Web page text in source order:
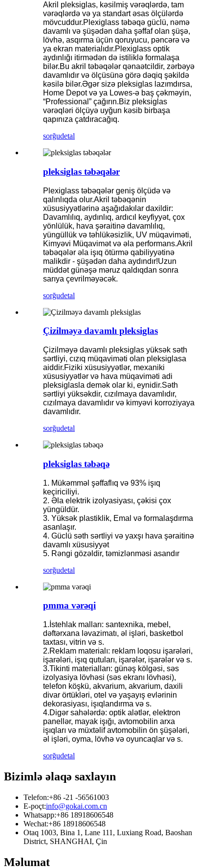
Akril pleksiglas, kəsilmiş vərəqlərdə, tam
vərəqlərdə və ya standart əsas ölçülərdə
mövcuddur.Plexiglass təbəqə güclü, nəmə
davamlı və şüşədən daha şəffaf olan şüşə,
lövhə, asqırma üçün qoruyucu, pəncərə və
ya ekran materialıdır.Plexiglass optik
aydınlığı itirmədən də istiliklə formalaşa
bilər.Bu akril təbəqələr qənaətcildir, zərbəyə
davamlıdır və ölçüsünə görə dəqiq şəkildə
kəsilə bilər.Əgər sizə pleksiglas lazımdırsa,
Home Depot və ya Lowes-ə baş çəkməyin,
“Professional” çağırın.Biz pleksiglas
vərəqləri ölçüyə uyğun kəsib birbaşa
qapınıza çatdıracağıq.
sorğudetal
pleksiglas təbəqələr
Plexiglass təbəqələr geniş ölçüdə və
qalınlıqda olur.Akril təbəqənin
xüsusiyyətlərinə aşağıdakılar daxildir:
Davamlılıq, aydınlıq, ardıcıl keyfiyyət, çox
yönlülük, hava şəraitinə davamlılıq,
yüngüllük və təhlükəsizlik, UV müqaviməti,
Kimyəvi Müqavimət və əla performans.Akril
təbəqələr əla işıq ötürmə qabiliyyətinə
malikdir - şüşədən daha aydındır!Uzun
müddət günəşə məruz qaldıqdan sonra
sarıya çevrilməyəcək.
sorğudetal
Çizilməyə davamlı pleksiglas
Çizilməyə davamlı pleksiglas yüksək səth
sərtliyi, cızıq müqaviməti olan pleksiglasa
aiddir.Fiziki xüsusiyyətlər, mexaniki
xüsusiyyətlər və hava müqaviməti adi
pleksiglasla demək olar ki, eynidir.Səth
sərtliyi yüksəkdir, cızılmaya davamlıdır,
cızılmaya davamlıdır və kimyəvi korroziyaya
davamlıdır.
sorğudetal
pleksiglas təbəqə
1. Mükəmməl şəffaflıq və 93% işıq
keçiriciliyi.
2. Əla elektrik izolyasiyası, çəkisi çox
yüngüldür.
3. Yüksək plastiklik, Emal və formalaşdırma
asanlaşır.
4. Güclü səth sərtliyi və yaxşı hava şəraitinə
davamlı xüsusiyyət
5. Rəngi ​​gözəldir, təmizlənməsi asandır
sorğudetal
pmma vərəqi
1.İstehlak malları: santexnika, mebel,
dəftərxana ləvazimatı, əl işləri, basketbol
taxtası, vitrin və s.
2.Reklam materialı: reklam loqosu işarələri,
işarələri, işıq qutuları, işarələr, işarələr və s.
3.Tikinti materialları: günəş kölgəsi, səs
izolyasiya lövhəsi (səs ekranı lövhəsi),
telefon köşkü, akvarium, akvarium, daxili
divar örtükləri, otel və yaşayış evlərinin
dekorasiyası, işıqlandırma və s.
4.Digər sahələrdə: optik alətlər, elektron
panellər, mayak işığı, avtomobilin arxa
işıqları və müxtəlif avtomobilin ön şüşələri,
əl işləri, oyma, lövhə və oyuncaqlar və s.
sorğudetal
Bizimlə əlaqə saxlayın
Telefon:+86 -21 -56561003
E-poçt:info@gokai.com.cn
Whatsapp:+86 18918606548
Wechat:+86 18918606548
Otaq 1003, Bina 1, Lane 111, Luxiang Road, Baoshan
District, SHANGHAI, Çin
Məlumat